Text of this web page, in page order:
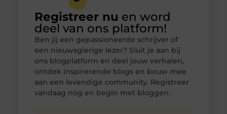
Registreer nu en word
deel van ons platform!
Ben jij een gepassioneerde schrijver of
een nieuwsgierige lezer? Sluit je aan bij
ons blogplatform en deel jouw verhalen,
ontdek inspirerende blogs en bouw mee
aan een levendige community. Registreer
vandaag nog en begin met bloggen.